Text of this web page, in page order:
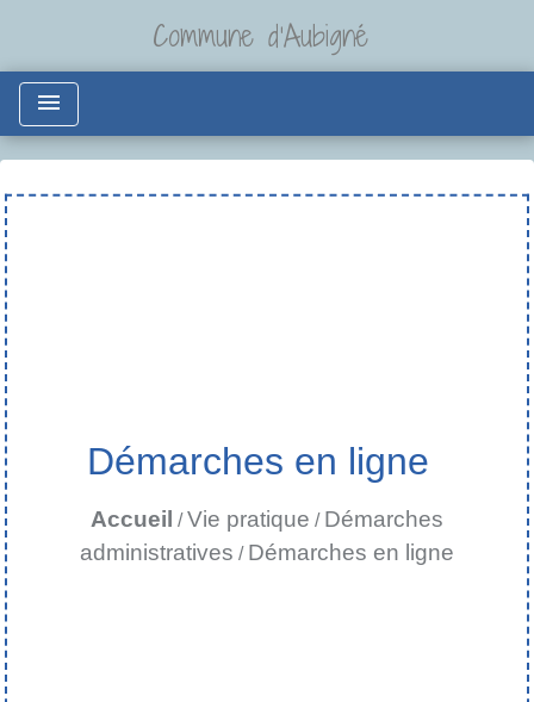
Commune d'Aubigné
menu
Démarches en ligne
Accueil /Vie pratique / Démarches
administratives / Démarches en ligne